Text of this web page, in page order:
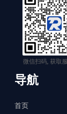
微信扫码, 获取
导航
首页